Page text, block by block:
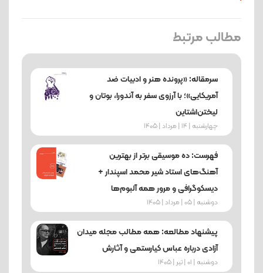
مطالب مرتبط
سرمقاله: «پرونده هنر و ادبیات ضد
آمریکایی»؛ با آرزوی سفر به آندورا، بوتان و
لیختن‌اشتاین
چهارشنبه | 14 | مرداد | 1405
فهرست: ده موسیقی برتر از بهترین
آهنگ‌های استاد شیر محمد اسپندار +
دیسکوگرافی و مرور همه آلبوم‌ها
دوشنبه | 05 | مرداد | 1405
پیشنهاد مطالعه: همه مطالب مجله میدان
آزادی درباره عباس کیارستمی و آثارش
دوشنبه | 01 | تیر | 1405